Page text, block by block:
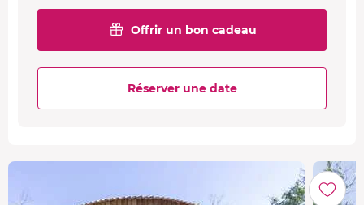
Offrir un bon cadeau
Réserver une date